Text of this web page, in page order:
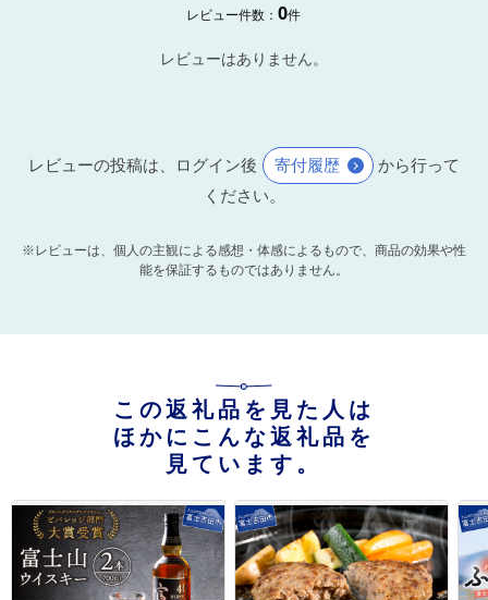
レビュー件数：0件
レビューはありません。
レビューの投稿は、ログイン後 寄付履歴
から行って
ください。
※レビューは、個人の主観による感想・体感によるもので、商品の効果や性
能を保証するものではありません。
この返礼品を見た人は
ほかにこんな返礼品を
見ています。